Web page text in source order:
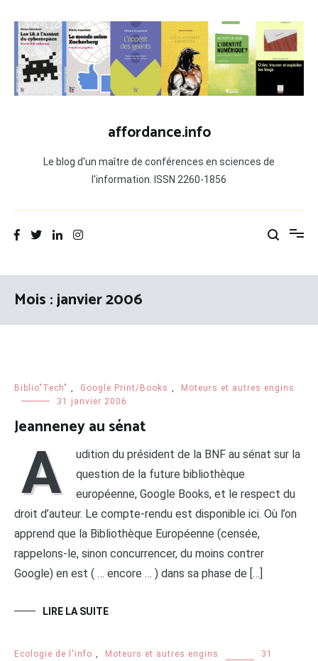
contenu
affordance.info
Le blog d'un maître de conférences en sciences de
l'information. ISSN 2260-1856
Mois :janvier 2006
Biblio"Tech" Google Print/Books
Moteurs et autres engins
31 janvier 2006
Jeanneney au sénat
A
udition du président de la BNF au sénat sur la
question de la future bibliothèque
européenne, Google Books, et le respect du
droit d’auteur. Le compte-rendu est disponible ici. Où l’on
apprend que la Bibliothèque Européenne (censée,
rappelons-le, sinon concurrencer, du moins contrer
Google) en est ( … encore … ) dans sa phase de […]
LIRE LA SUITE
Ecologie de l'info Moteurs et autres engins
31